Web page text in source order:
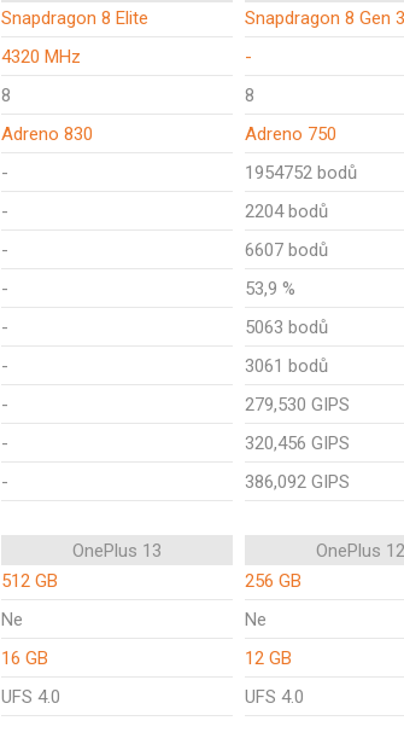
Snapdragon 8 Elite
Snapdragon 8 Gen 3
4320 MHz
-
8
8
Adreno 830
Adreno 750
-
1954752 bodů
-
2204 bodů
-
6607 bodů
-
53,9 %
-
5063 bodů
-
3061 bodů
-
279,530 GIPS
-
320,456 GIPS
- 386,092 GIPS
OnePlus 13
OnePlus 12
512 GB
256 GB
Ne
Ne
16 GB
12 GB
UFS 4.0 UFS 4.0